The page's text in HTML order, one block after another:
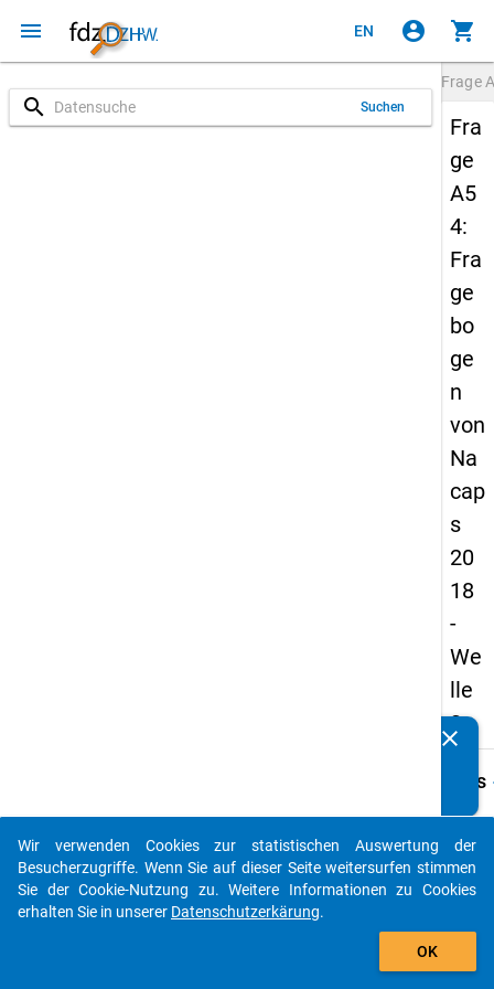
menu EN account_circle shopping_cart
search Suchen
Frage
Fra
ge
A5
4:
Fra
ge
bo
ge
n
von
Na
cap
s
20
18
-
We
lle
3
Details
A54
clear
auto_stories
add_shopping_cart
Wir verwenden Cookies zur statistischen Auswertung der
Besucherzugriffe. Wenn Sie auf dieser Seite weitersurfen stimmen
Sie der Cookie-Nutzung zu. Weitere Informationen zu Cookies
erhalten Sie in unserer Datenschutzerkärung.
OK